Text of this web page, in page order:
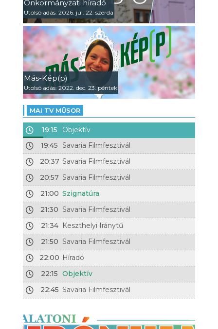
Önkormányzati híradó
Utolsó adás: 2026. júl. 22. szerda
Más-Kép(p)
Utolsó adás: 2022. dec. 23. péntek
MAI TV MŰSOR
19:15
Objektív
19:45
Savaria Filmfesztivál
20:37 Savaria Filmfesztivál
20:57 Savaria Filmfesztivál
21:00 Szignatúra
21:30 Savaria Filmfesztivál
21:34 Keszthelyi Iránytű
21:50 Savaria Filmfesztivál
22:00 Híradó
22:15 Objektív
22:45 Savaria Filmfesztivál